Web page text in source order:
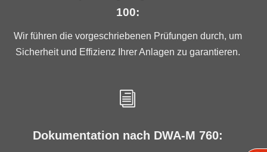
100:
Wir führen die vorgeschriebenen Prüfungen durch, um
Sicherheit und Effizienz Ihrer Anlagen zu garantieren.
i
Dokumentation nach DWA-M 760: